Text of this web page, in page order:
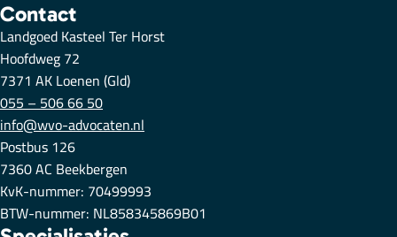
Contact
Landgoed Kasteel Ter Horst
Hoofdweg 72
7371 AK Loenen (Gld)
055 – 506 66 50
info@wvo-advocaten.nl
Postbus 126
7360 AC Beekbergen
KvK-nummer: 70499993
BTW-nummer: NL858345869B01